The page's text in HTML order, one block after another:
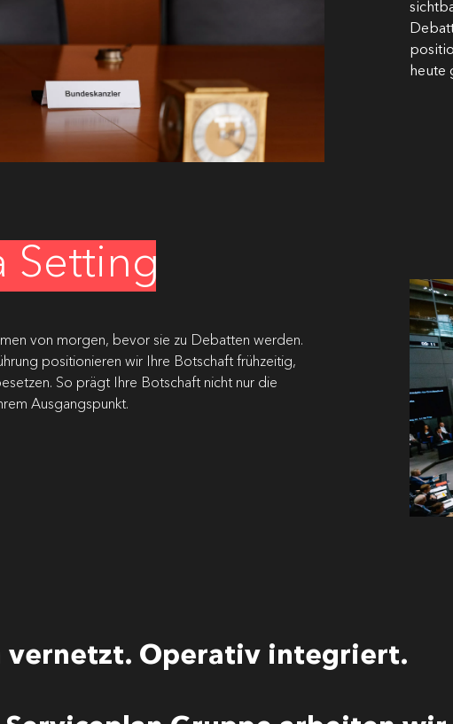
heute
Setting
von morgen, bevor sie zu Debatten werden.
positionieren wir Ihre Botschaft frühzeitig,
So prägt Ihre Botschaft nicht nur die
Ausgangspunkt.
vernetzt. Operativ integriert.